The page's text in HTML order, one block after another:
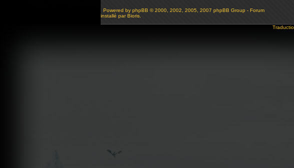
Powered by phpBB © 2000, 2002, 2005, 2007 phpBB Group - Forum
installé par Bioris.